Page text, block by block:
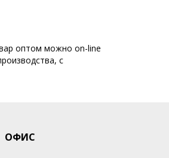
оптом можно on-line
с
ОФИС